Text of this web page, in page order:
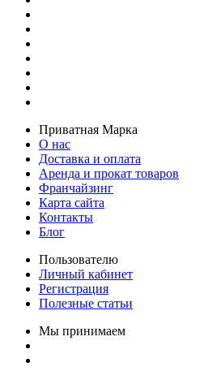
Приватная Марка
О нас
Доставка и оплата
Аренда и прокат товаров
Франчайзинг
Карта сайта
Контакты
Блог
Пользователю
Личный кабинет
Регистрация
Полезные статьи
Мы принимаем